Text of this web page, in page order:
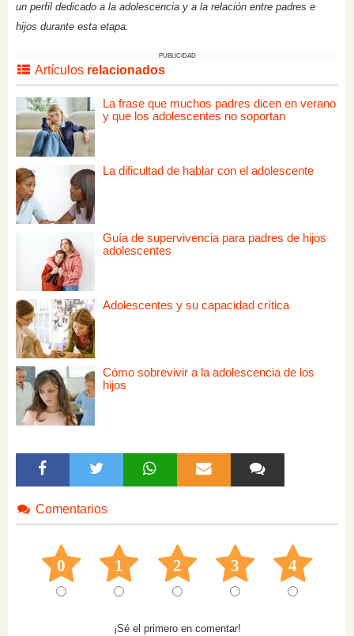
un perfil dedicado a la adolescencia y a la relación entre padres e
hijos durante esta etapa.
PUBLICIDAD
Artículos relacionados
La frase que muchos padres dicen en verano
y que los adolescentes no soportan
La dificultad de hablar con el adolescente
Guía de supervivencia para padres de hijos
adolescentes
Adolescentes y su capacidad crítica
Cómo sobrevivir a la adolescencia de los
hijos
Comentarios
0 1 2 3 4
¡Sé el primero en comentar!